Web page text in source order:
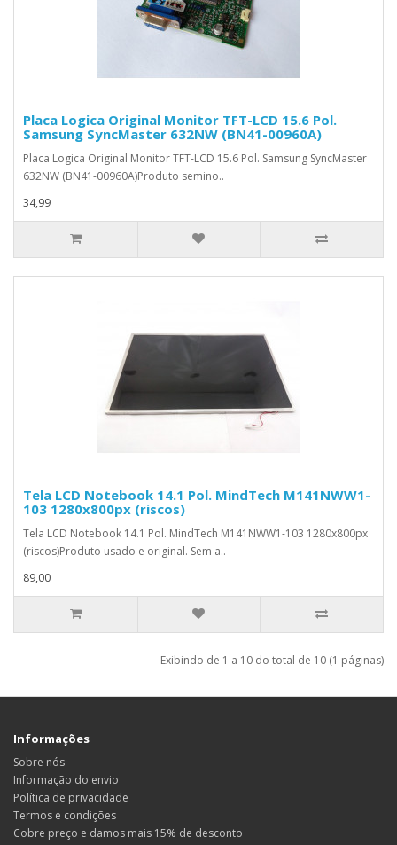
Placa Logica Original Monitor TFT-LCD 15.6 Pol.
Samsung SyncMaster 632NW (BN41-00960A)
Placa Logica Original Monitor TFT-LCD 15.6 Pol. Samsung SyncMaster
632NW (BN41-00960A)Produto semino..
34,99
Tela LCD Notebook 14.1 Pol. MindTech M141NWW1-
103 1280x800px (riscos)
Tela LCD Notebook 14.1 Pol. MindTech M141NWW1-103 1280x800px
(riscos)Produto usado e original. Sem a..
89,00
Exibindo de 1 a 10 do total de 10 (1 páginas)
Informações
Sobre nós
Informação do envio
Política de privacidade
Termos e condições
Cobre preço e damos mais 15% de desconto